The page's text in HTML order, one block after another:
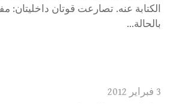
الكتابة عنه. تصارعت قوتان داخليتان:
بالحالة...
3 فبراير 2012